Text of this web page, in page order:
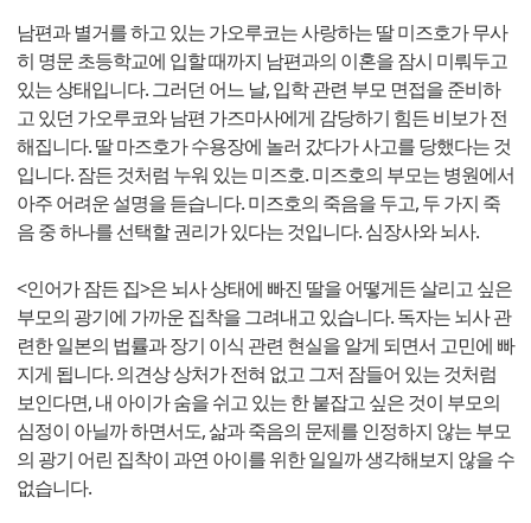
남편과 별거를 하고 있는 가오루코는 사랑하는 딸 미즈호가 무사
히 명문 초등학교에 입할 때까지 남편과의 이혼을 잠시 미뤄두고
있는 상태입니다. 그러던 어느 날, 입학 관련 부모 면접을 준비하
고 있던 가오루코와 남편 가즈마사에게 감당하기 힘든 비보가 전
해집니다. 딸 마즈호가 수용장에 놀러 갔다가 사고를 당했다는 것
입니다. 잠든 것처럼 누워 있는 미즈호. 미즈호의 부모는 병원에서
아주 어려운 설명을 듣습니다. 미즈호의 죽음을 두고, 두 가지 죽
음 중 하나를 선택할 권리가 있다는 것입니다. 심장사와 뇌사.
<인어가 잠든 집>은 뇌사 상태에 빠진 딸을 어떻게든 살리고 싶은
부모의 광기에 가까운 집착을 그려내고 있습니다. 독자는 뇌사 관
련한 일본의 법률과 장기 이식 관련 현실을 알게 되면서 고민에 빠
지게 됩니다. 의견상 상처가 전혀 없고 그저 잠들어 있는 것처럼
보인다면, 내 아이가 숨을 쉬고 있는 한 붙잡고 싶은 것이 부모의
심정이 아닐까 하면서도, 삶과 죽음의 문제를 인정하지 않는 부모
의 광기 어린 집착이 과연 아이를 위한 일일까 생각해보지 않을 수
없습니다.